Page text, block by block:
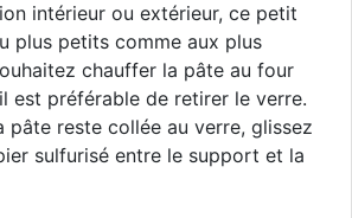
intérieur ou extérieur, ce petit
plus petits comme aux plus
chauffer la pâte au four
est préférable de retirer le verre.
pâte reste collée au verre, glissez
sulfurisé entre le support et la